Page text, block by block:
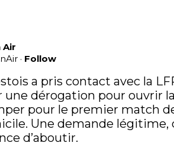
Air
· Follow
a pris contact avec la
une dérogation pour ouvrir
pour le premier match
Une demande légitime,
d’aboutir.